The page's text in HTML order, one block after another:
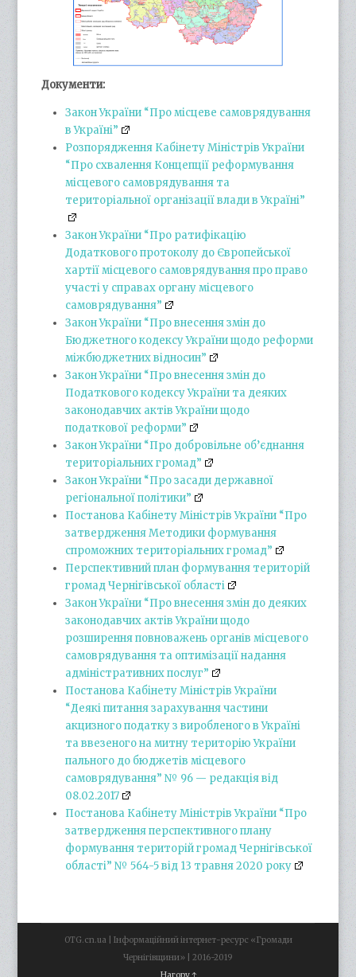
Документи:
Закон України “Про місцеве самоврядування
в Україні”
Розпорядження Кабінету Міністрів України
“Про схвалення Концепції реформування
місцевого самоврядування та
територіальної організації влади в Україні”
Закон України “Про ратифікацію
Додаткового протоколу до Європейської
хартії місцевого самоврядування про право
участі у справах органу місцевого
самоврядування”
Закон України “Про внесення змін до
Бюджетного кодексу України щодо реформи
міжбюджетних відносин”
Закон України “Про внесення змін до
Податкового кодексу України та деяких
законодавчих актів України щодо
податкової реформи”
Закон України “Про добровільне об’єднання
територіальних громад”
Закон України “Про засади державної
регіональної політики”
Постанова Кабінету Міністрів України “Про
затвердження Методики формування
спроможних територіальних громад”
Перспективний план формування територій
громад Чернігівської області
Закон України “Про внесення змін до деяких
законодавчих актів України щодо
розширення повноважень органів місцевого
самоврядування та оптимізації надання
адміністративних послуг”
Постанова Кабінету Міністрів України
“Деякі питання зарахування частини
акцизного податку з виробленого в Україні
та ввезеного на митну територію України
пального до бюджетів місцевого
самоврядування” № 96 — редакція від
08.02.2017
Постанова Кабінету Міністрів України “Про
затвердження перспективного плану
формування територій громад Чернігівської
області” № 564-5 від 13 травня 2020 року
OTG.cn.ua | Інформаційний інтернет-ресурс «Громади
Чернігівщини» | 2016-2019